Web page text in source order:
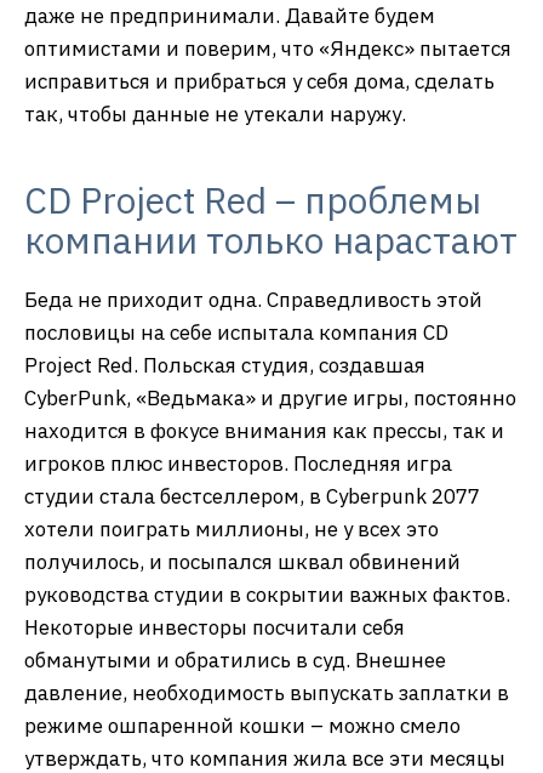
даже не предпринимали. Давайте будем
оптимистами и поверим, что «Яндекс» пытается
исправиться и прибраться у себя дома, сделать
так, чтобы данные не утекали наружу.
CD Project Red – проблемы
компании только нарастают
Беда не приходит одна. Справедливость этой
пословицы на себе испытала компания CD
Project Red. Польская студия, создавшая
CyberPunk, «Ведьмака» и другие игры, постоянно
находится в фокусе внимания как прессы, так и
игроков плюс инвесторов. Последняя игра
студии стала бестселлером, в Cyberpunk 2077
хотели поиграть миллионы, не у всех это
получилось, и посыпался шквал обвинений
руководства студии в сокрытии важных фактов.
Некоторые инвесторы посчитали себя
обманутыми и обратились в суд. Внешнее
давление, необходимость выпускать заплатки в
режиме ошпаренной кошки – можно смело
утверждать, что компания жила все эти месяцы